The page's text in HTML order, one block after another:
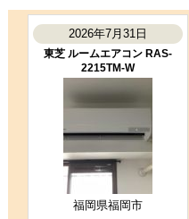
ても良かったです。ありがとうござ
いました。
（ご本人様より）
工事満足度 ★★★★★
商品選定がしやすかった
工事に安心感を感じた
2026年7月31日
東芝 ルームエアコン RAS-
2215TM-W
福岡県福岡市